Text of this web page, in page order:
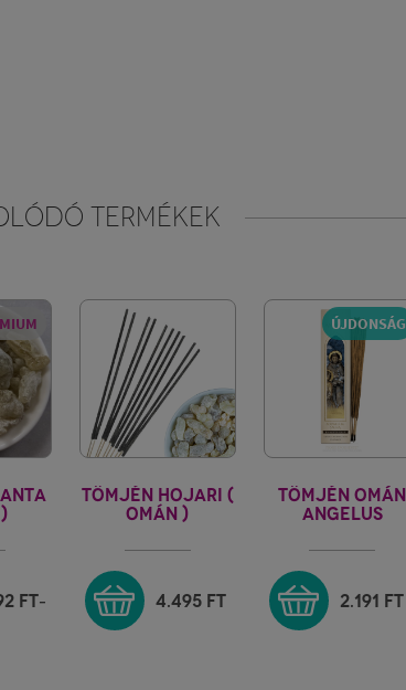
TERMÉKEK
FT-
TÖMJÉN HOJARI (
OMÁN )
4.495 FT
ÚJDONSÁG
TÖMJÉN OMÁN
ANGELUS
2.191 FT